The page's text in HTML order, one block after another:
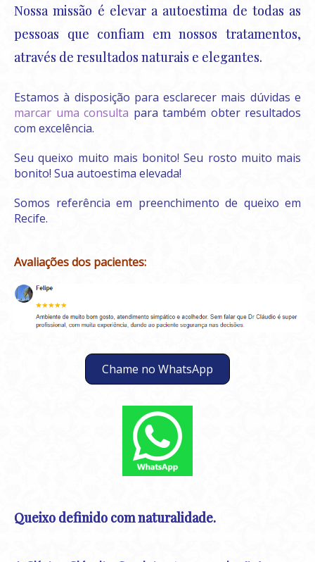
Nossa missão é elevar a autoestima de todas as
pessoas que confiam em nossos tratamentos,
através de resultados naturais e elegantes.
Estamos à disposição para esclarecer mais dúvidas e
marcar uma consulta para também obter resultados
com excelência.
Seu queixo muito mais bonito! Seu rosto muito mais
bonito! Sua autoestima elevada!
Somos referência em preenchimento de queixo em
Recife.
Avaliações dos pacientes:
Chame no WhatsApp
Queixo definido com naturalidade.